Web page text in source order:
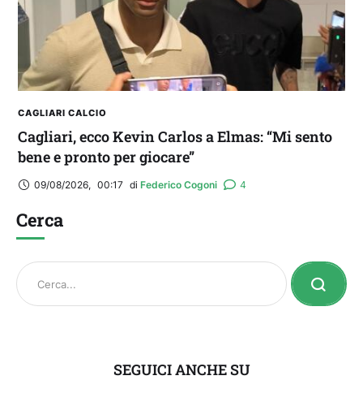
CAGLIARI CALCIO
Cagliari, ecco Kevin Carlos a Elmas: “Mi sento
bene e pronto per giocare”
09/08/2026, 00:17 di Federico Cogoni 4
Cerca
SEGUICI ANCHE SU